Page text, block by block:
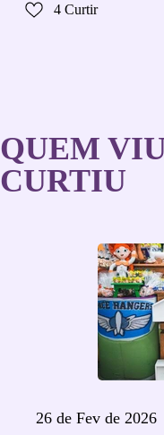
4 Curtir
QUEM
CURTIU
26 de Fev de 2026